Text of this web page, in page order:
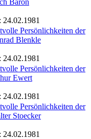
24.02.1981
Persönlichkeiten der
Blenkle
24.02.1981
Persönlichkeiten der
Ewert
24.02.1981
Persönlichkeiten der
Stoecker
24.02.1981